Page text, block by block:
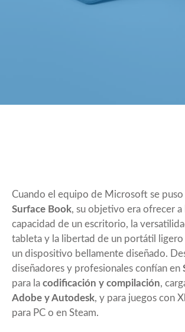
Cuando el equipo de Microsoft se puso
Surface Book, su objetivo era ofrecer a
capacidad de un escritorio, la
tableta y la libertad de un portátil
un dispositivo bellamente diseñado.
diseñadores y profesionales confían en
para la codificación y compilación,
Adobe y Autodesk, y para juegos con
para PC o en Steam.